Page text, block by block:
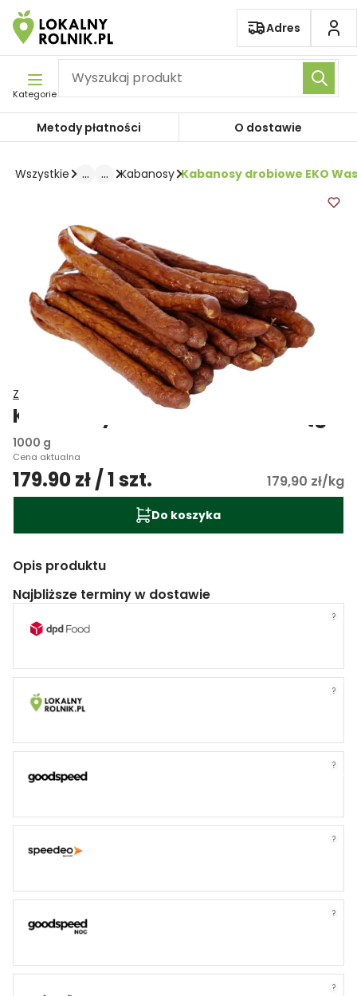
Pomiń nawigację
Adres
Kategorie
Metody płatności O dostawie
Wszystkie ... ... Kabanosy Kabanosy drobiowe EKO
Zakład Mięsny Wasąg
Kabanosy drobiowe EKO Wasąg
1000 g
Cena aktualna
179.90 zł / 1 szt. 179,90 zł/kg
Do koszyka
Opis produktu
Najbliższe terminy w dostawie
?
?
?
?
?
?